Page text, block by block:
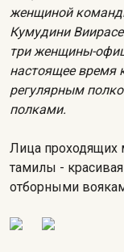
женщиной
Кумудини
три женщины-
настоящее время
регулярным
полками.
Лица
тамилы -
отборными